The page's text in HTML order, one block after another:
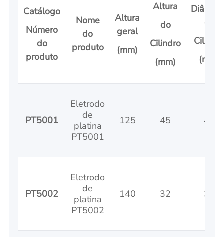
Catálogo
Número
do
produto
Nome
do
produto
Altura
geral
(mm)
Altura
do
Cilindro
(mm)
do
(mm)
PT5001
Eletrodo
de
platina
PT5001
125 45 45
PT5002
Eletrodo
de
platina
PT5002
140 32 32